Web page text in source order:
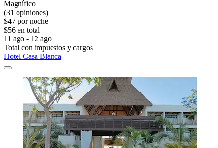
Magnífico
(31 opiniones)
$47 por noche
$56 en total
11 ago - 12 ago
Total con impuestos y cargos
Hotel Casa Blanca